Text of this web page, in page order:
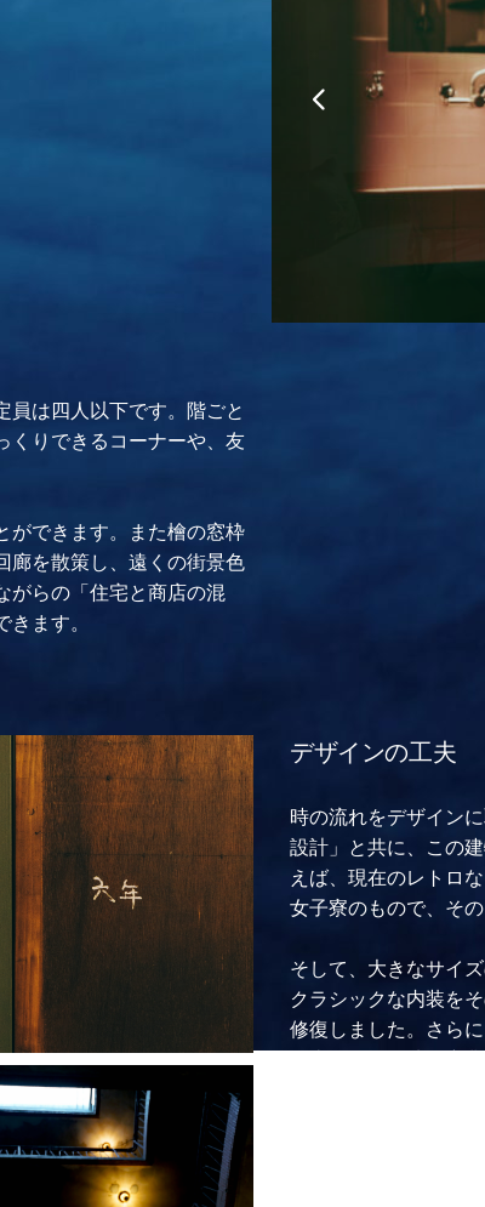
員は四人以下です。階ごと
くりできるコーナーや、友
ができます。また檜の窓枠
廊を散策し、遠くの街景色
がらの「住宅と商店の混
ます。
デザインの工夫
時の流れをデザイン
設計」と共に、この
えば、現在のレトロ
女子寮のもので、そ
そして、大きなサイ
クラシックな内装を
修復しました。さら